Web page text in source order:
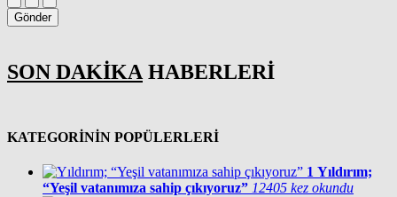
Gönder
SON DAKİKA HABERLERİ
KATEGORİNİN POPÜLERLERİ
1 Yıldırım;
“Yeşil vatanımıza sahip çıkıyoruz” 12405 kez okundu